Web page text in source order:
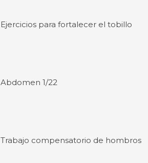
Ejercicios para fortalecer el tobillo
Abdomen 1/22
Trabajo compensatorio de hombros